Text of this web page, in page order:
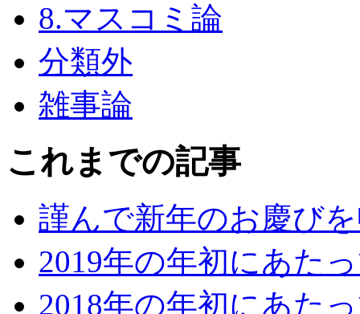
8.マスコミ論
分類外
雑事論
これまでの記事
謹んで新年のお慶び
2019年の年初にあた
2018年の年初にあた